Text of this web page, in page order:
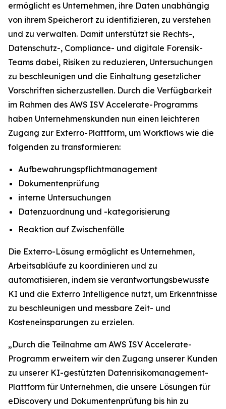
ermöglicht es Unternehmen, ihre Daten unabhängig
von ihrem Speicherort zu identifizieren, zu verstehen
und zu verwalten. Damit unterstützt sie Rechts-,
Datenschutz-, Compliance- und digitale Forensik-
Teams dabei, Risiken zu reduzieren, Untersuchungen
zu beschleunigen und die Einhaltung gesetzlicher
Vorschriften sicherzustellen. Durch die Verfügbarkeit
im Rahmen des AWS ISV Accelerate-Programms
haben Unternehmenskunden nun einen leichteren
Zugang zur Exterro-Plattform, um Workflows wie die
folgenden zu transformieren:
Aufbewahrungspflichtmanagement
Dokumentenprüfung
interne Untersuchungen
Datenzuordnung und -kategorisierung
Reaktion auf Zwischenfälle
Die Exterro-Lösung ermöglicht es Unternehmen,
Arbeitsabläufe zu koordinieren und zu
automatisieren, indem sie verantwortungsbewusste
KI und die Exterro Intelligence nutzt, um Erkenntnisse
zu beschleunigen und messbare Zeit- und
Kosteneinsparungen zu erzielen.
„Durch die Teilnahme am AWS ISV Accelerate-
Programm erweitern wir den Zugang unserer Kunden
zu unserer KI-gestützten Datenrisikomanagement-
Plattform für Unternehmen, die unsere Lösungen für
eDiscovery und Dokumentenprüfung bis hin zu